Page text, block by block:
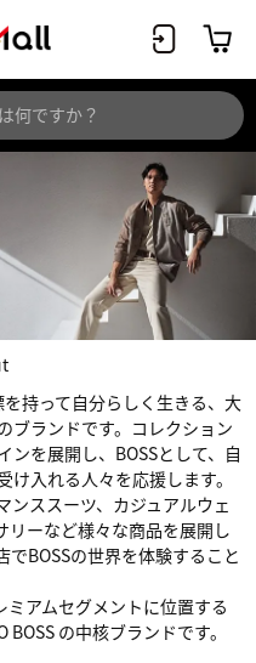
持って自分らしく生きる、大
ブランドです。コレクション
を展開し、BOSSとして、自
入れる人々を応援します。
ンススーツ、カジュアルウェ
リーなど様々な商品を展開し
BOSSの世界を体験すること
ミアムセグメントに位置する
の中核ブランドです。